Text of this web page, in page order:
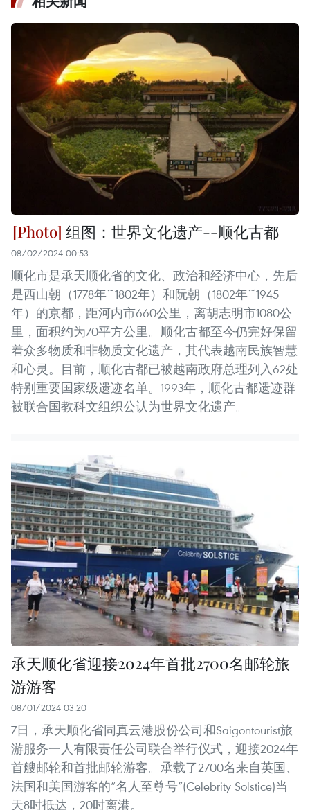
组图：世界文化遗产--顺化古都
08/02/2024 00:53
顺化市是承天顺化省的文化、政治和经济中心，先后
是西山朝（1778年~1802年）和阮朝（1802年~1945
年）的京都，距河内市660公里，离胡志明市1080公
里，面积约为70平方公里。顺化古都至今仍完好保留
着众多物质和非物质文化遗产，其代表越南民族智慧
和心灵。目前，顺化古都已被越南政府总理列入62处
特别重要国家级遗迹名单。1993年，顺化古都遗迹群
被联合国教科文组织公认为世界文化遗产。
承天顺化省迎接2024年首批2700名邮轮旅
游游客
08/01/2024 03:20
7日，承天顺化省同真云港股份公司和Saigontourist旅
游服务一人有限责任公司联合举行仪式，迎接2024年
首艘邮轮和首批邮轮游客。承载了2700名来自英国、
法国和美国游客的“名人至尊号”(Celebrity Solstice)当
天8时抵达，20时离港。